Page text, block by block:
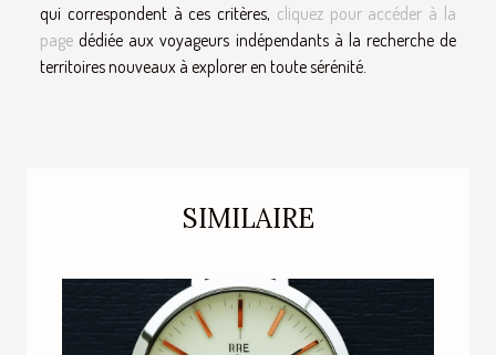
qui correspondent à ces critères, cliquez pour accéder à la
page dédiée aux voyageurs indépendants à la recherche de
territoires nouveaux à explorer en toute sérénité.
SIMILAIRE